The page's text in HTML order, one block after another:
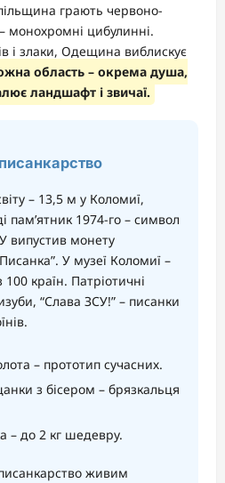
грають червоно-
цибулинні.
і злаки, Одещина виблискує
область – окрема душа,
ландшафт і звичаї.
– 13,5 м у Коломиї,
пам’ятник 1974-го – символ
випустив монету
У музеї Коломиї –
країн. Патріотичні
“Слава ЗСУ!” – писанки
– прототип сучасних.
з бісером – брязкальця
– до 2 кг шедевру.
живим